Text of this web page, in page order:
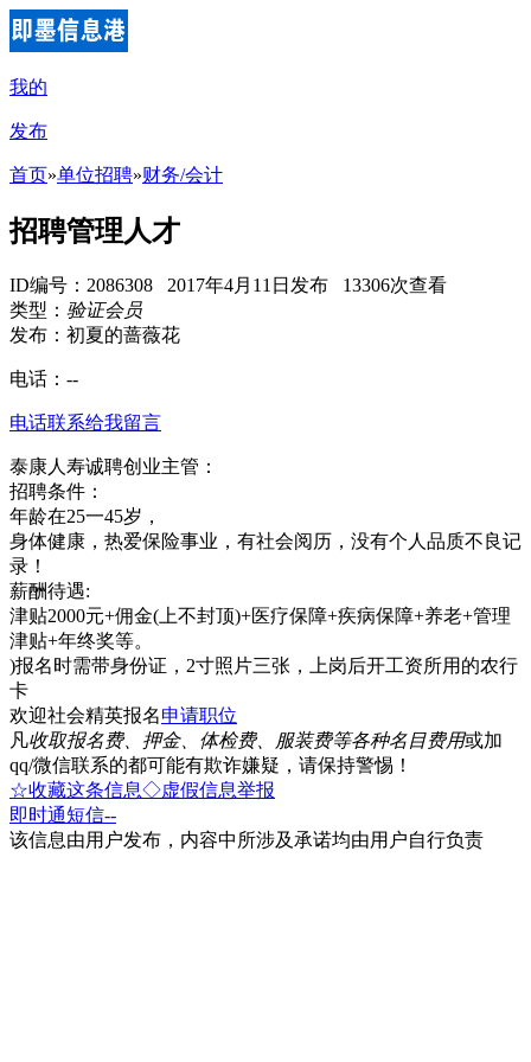
我的
发布
首页»单位招聘»财务/会计
招聘管理人才
ID编号：2086308 2017年4月11日发布 13306次查看
类型： 验证会员
发布：初夏的蔷薇花
电话： --
电话联系给我留言
泰康人寿诚聘创业主管：
招聘条件：
年龄在25一45岁，
身体健康，热爱保险事业，有社会阅历，没有个人品质不良记
录！
薪酬待遇:
津贴2000元+佣金(上不封顶)+医疗保障+疾病保障+养老+管理
津贴+年终奖等。
)报名时需带身份证，2寸照片三张，上岗后开工资所用的农行
卡
欢迎社会精英报名申请职位
凡收取报名费、押金、体检费、服装费等各种名目费用或加
qq/微信联系的都可能有欺诈嫌疑，请保持警惕！
☆收藏这条信息◇虚假信息举报
即时通短信--
该信息由用户发布，内容中所涉及承诺均由用户自行负责